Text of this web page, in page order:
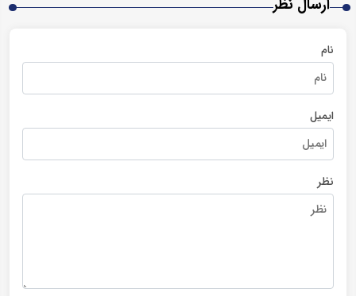
ارسال نظر
نام
ایمیل
نظر